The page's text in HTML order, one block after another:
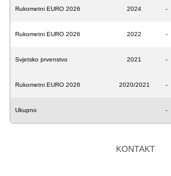
Rukometni EURO 2026 2024 -
Rukometni EURO 2026 2022 -
Svjetsko prvenstvo 2021 -
Rukometni EURO 2026 2020/2021 -
Ukupno -
KONTAKT